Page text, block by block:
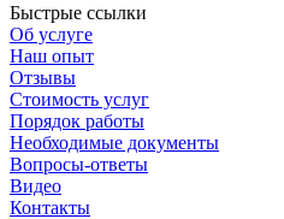
Быстрые ссылки
Об услуге
Наш опыт
Отзывы
Стоимость услуг
Порядок работы
Необходимые документы
Вопросы-ответы
Видео
Контакты